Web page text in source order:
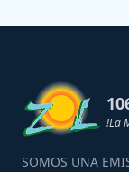
!La
SOMOS UNA